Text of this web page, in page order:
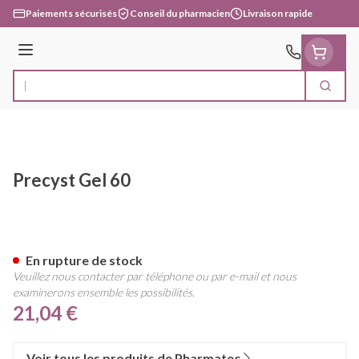
Aller au contenu
Paiements sécurisés Conseil du pharmacien Livraison rapide
Menu
Rechercher
Precyst Gel 60
21,04 €
En rupture de stock
Veuillez nous contacter par téléphone ou par e-mail et nous
examinerons ensemble les possibilités.